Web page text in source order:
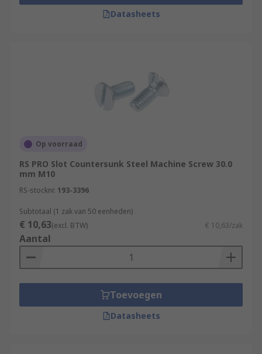
Datasheets
Op voorraad
RS PRO Slot Countersunk Steel Machine Screw 30.0
mm M10
RS-stocknr. 193-3396
Subtotaal (1 zak van 50 eenheden)
€ 10,63(excl. BTW) € 10,63/zak
Aantal
Toevoegen
Datasheets